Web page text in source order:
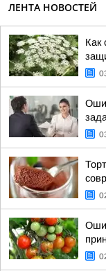
ЛЕНТА НОВОСТЕЙ
Как